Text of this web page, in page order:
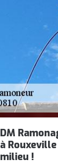
DM
à
milieu !